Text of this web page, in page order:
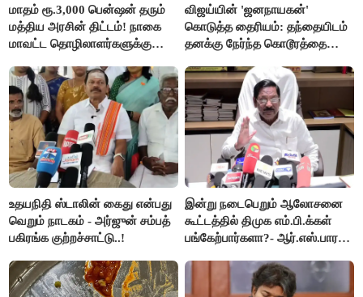
மாதம் ரூ.3,000 பென்ஷன் தரும்
மத்திய அரசின் திட்டம்! நாகை
மாவட்ட தொழிலாளர்களுக்கு
செய்தி!
விஜய்யின் 'ஜனநாயகன்'
கொடுத்த தைரியம்: தந்தையிடம்
தனக்கு நேர்ந்த கொடூரத்தை
உதயநிதி ஸ்டாலின் கைது என்பது
வெறும் நாடகம் - அர்ஜுன் சம்பத்
பகிரங்க குற்றச்சாட்டு..!
இன்று நடைபெறும் ஆலோசனை
கூட்டத்தில் திமுக எம்.பி.க்கள்
பங்கேற்பார்களா?- ஆர்.எஸ்.பாரதி